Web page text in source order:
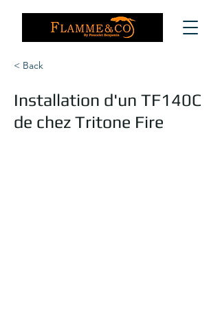
< Back
Installation d'un TF140C
de chez Tritone Fire